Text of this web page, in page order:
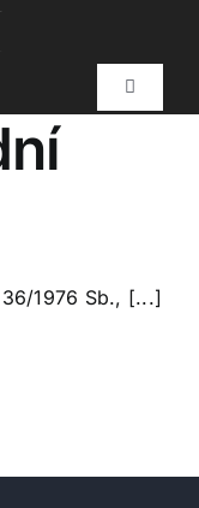
Toggle
1976 Sb., [...]